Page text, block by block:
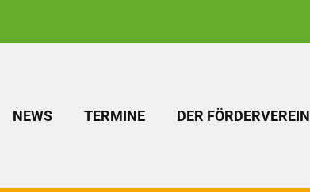
NEWS TERMINE DER FÖRDERVEREIN